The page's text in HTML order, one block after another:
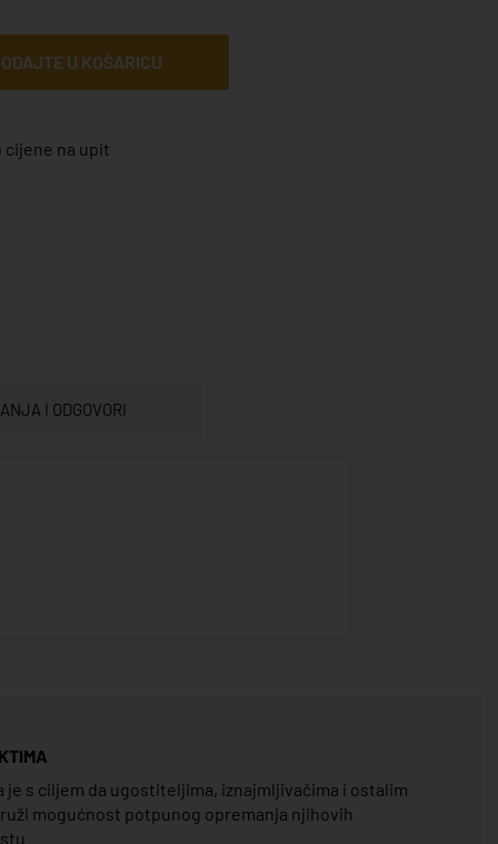
U KOŠARICU
cijene na upit
I ODGOVORI
je s ciljem da ugostiteljima, iznajmljivačima i ostalim
mogućnost potpunog opremanja njihovih